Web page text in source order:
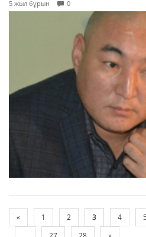
5 жыл бұрын 0
« 1 2 3 4 5